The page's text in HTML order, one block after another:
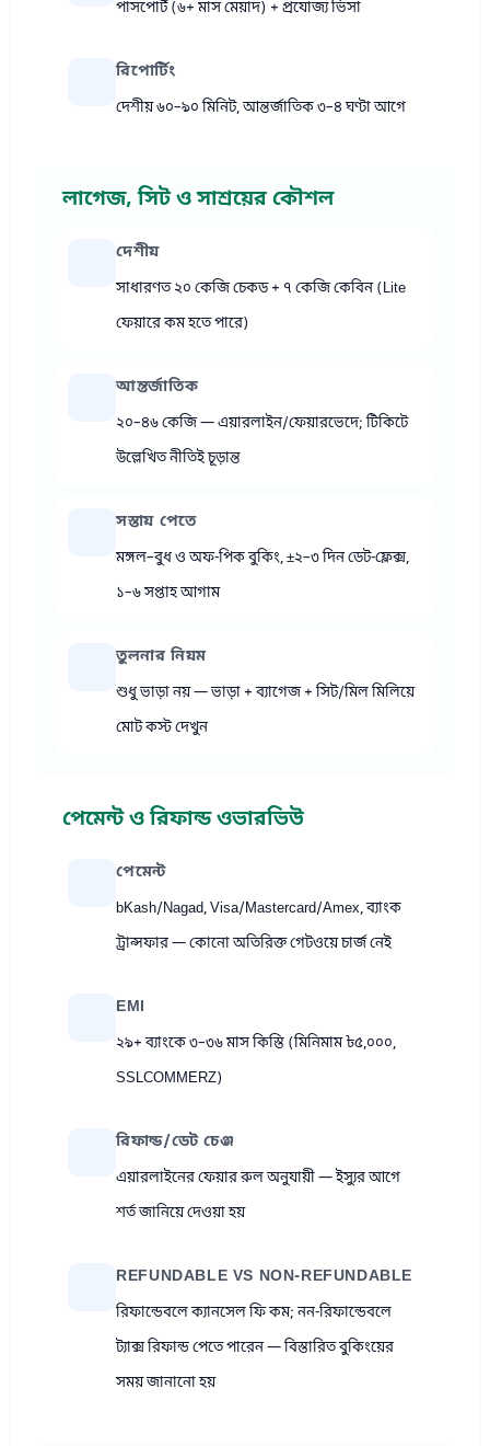
পাসপোর্ট (৬+ মাস মেয়াদ) + প্রযোজ্য ভিসা
রিপোর্টিং
দেশীয় ৬০–৯০ মিনিট, আন্তর্জাতিক ৩–৪ ঘণ্টা আগে
লাগেজ, সিট ও সাশ্রয়ের কৌশল
দেশীয়
সাধারণত ২০ কেজি চেকড + ৭ কেজি কেবিন (Lite
ফেয়ারে কম হতে পারে)
আন্তর্জাতিক
২০–৪৬ কেজি — এয়ারলাইন/ফেয়ারভেদে; টিকিটে
উল্লেখিত নীতিই চূড়ান্ত
সস্তায় পেতে
মঙ্গল–বুধ ও অফ-পিক বুকিং, ±২–৩ দিন ডেট-ফ্লেক্স,
১–৬ সপ্তাহ আগাম
তুলনার নিয়ম
শুধু ভাড়া নয় — ভাড়া + ব্যাগেজ + সিট/মিল মিলিয়ে
মোট কস্ট দেখুন
পেমেন্ট ও রিফান্ড ওভারভিউ
পেমেন্ট
bKash/Nagad, Visa/Mastercard/Amex, ব্যাংক
ট্রান্সফার — কোনো অতিরিক্ত গেটওয়ে চার্জ নেই
EMI
২৯+ ব্যাংকে ৩–৩৬ মাস কিস্তি (মিনিমাম ৳৫,০০০,
SSLCOMMERZ)
রিফান্ড/ডেট চেঞ্জ
এয়ারলাইনের ফেয়ার রুল অনুযায়ী — ইস্যুর আগে
শর্ত জানিয়ে দেওয়া হয়
REFUNDABLE VS NON-REFUNDABLE
রিফান্ডেবলে ক্যানসেল ফি কম; নন-রিফান্ডেবলে
ট্যাক্স রিফান্ড পেতে পারেন — বিস্তারিত বুকিংয়ের
সময় জানানো হয়